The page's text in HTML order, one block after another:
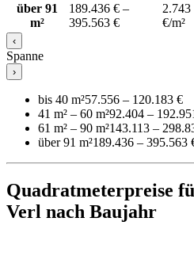
über 91
m²
189.436 € –
395.563 €
2.743
€/m²
‹
Spanne
›
bis 40 m²57.556 – 120.183 €
41 m² – 60 m²92.404 –
61 m² – 90 m²143.113 –
über 91 m²189.436 – 395.563
Quadratmeterpreise
Verl nach Baujahr